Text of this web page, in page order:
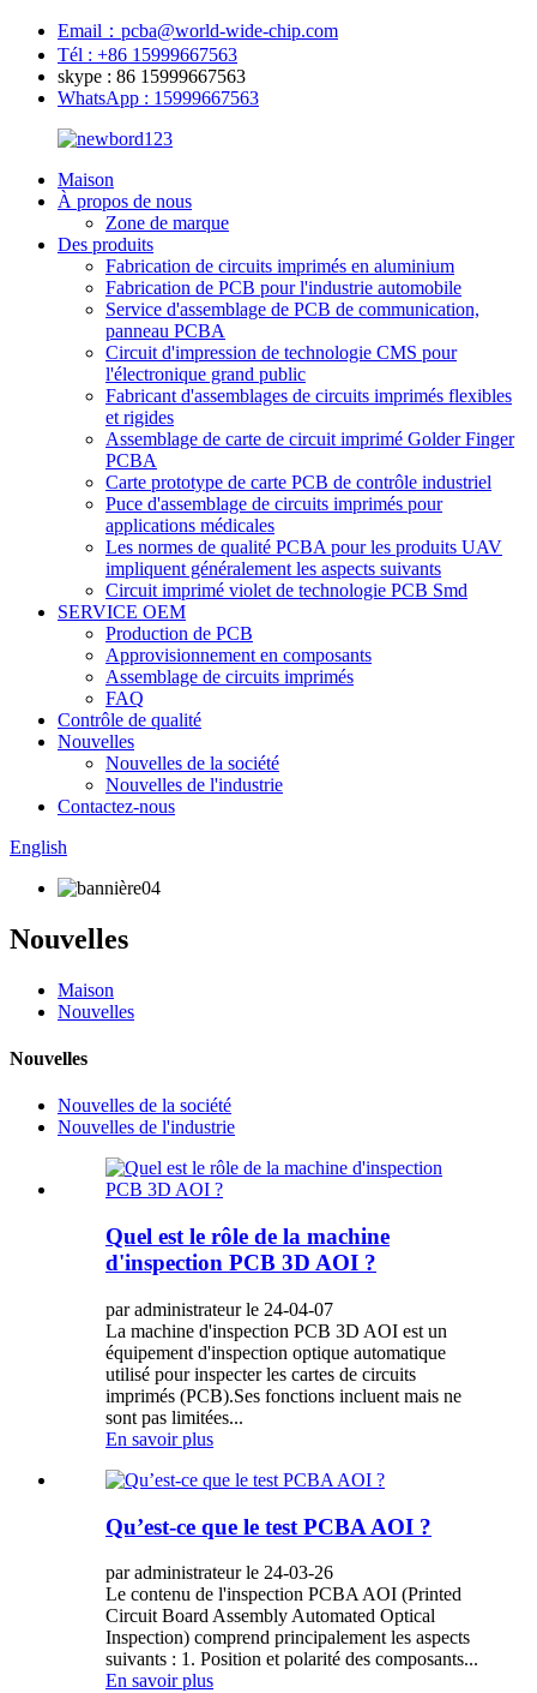
Email：pcba@world-wide-chip.com
Tél : +86 15999667563
skype : 86 15999667563
WhatsApp : 15999667563
Maison
À propos de nous
Zone de marque
Des produits
Fabrication de circuits imprimés en aluminium
Fabrication de PCB pour l'industrie automobile
Service d'assemblage de PCB de communication,
panneau PCBA
Circuit d'impression de technologie CMS pour
l'électronique grand public
Fabricant d'assemblages de circuits imprimés flexibles
et rigides
Assemblage de carte de circuit imprimé Golder Finger
PCBA
Carte prototype de carte PCB de contrôle industriel
Puce d'assemblage de circuits imprimés pour
applications médicales
Les normes de qualité PCBA pour les produits UAV
impliquent généralement les aspects suivants
Circuit imprimé violet de technologie PCB Smd
SERVICE OEM
Production de PCB
Approvisionnement en composants
Assemblage de circuits imprimés
FAQ
Contrôle de qualité
Nouvelles
Nouvelles de la société
Nouvelles de l'industrie
Contactez-nous
English
Nouvelles
Maison
Nouvelles
Nouvelles
Nouvelles de la société
Nouvelles de l'industrie
Quel est le rôle de la machine
d'inspection PCB 3D AOI ?
par administrateur le 24-04-07
La machine d'inspection PCB 3D AOI est un
équipement d'inspection optique automatique
utilisé pour inspecter les cartes de circuits
imprimés (PCB).Ses fonctions incluent mais ne
sont pas limitées...
En savoir plus
Qu’est-ce que le test PCBA AOI ?
par administrateur le 24-03-26
Le contenu de l'inspection PCBA AOI (Printed
Circuit Board Assembly Automated Optical
Inspection) comprend principalement les aspects
suivants : 1. Position et polarité des composants...
En savoir plus